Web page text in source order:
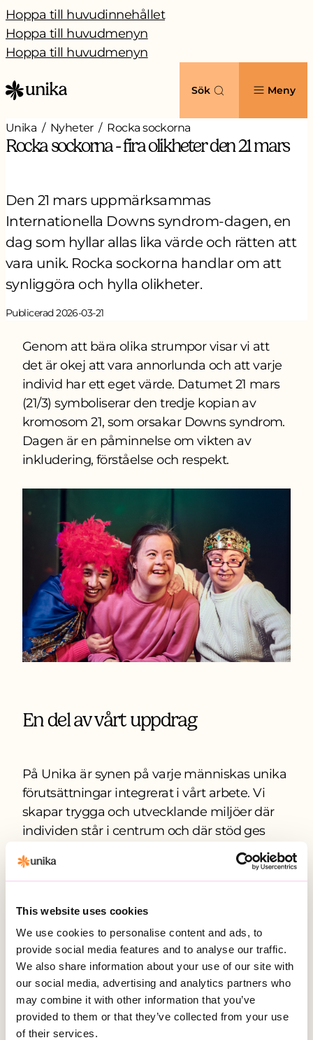
This website uses cookies
We use cookies to personalise content and ads, to
provide social media features and to analyse our traffic.
We also share information about your use of our site with
our social media, advertising and analytics partners who
may combine it with other information that you’ve
provided to them or that they’ve collected from your use
of their services.
Hoppa till huvudinnehållet
Hoppa till huvudmenyn
Hoppa till huvudmenyn
Sök Meny
Unika Nyheter Rocka sockorna
Rocka sockorna - fira olikheter den 21 mars
Den 21 mars uppmärksammas
Internationella Downs syndrom-dagen, en
dag som hyllar allas lika värde och rätten att
vara unik. Rocka sockorna handlar om att
synliggöra och hylla olikheter.
Publicerad 2026-03-21
Genom att bära olika strumpor visar vi att
det är okej att vara annorlunda och att varje
individ har ett eget värde. Datumet 21 mars
(21/3) symboliserar den tredje kopian av
kromosom 21, som orsakar Downs syndrom.
Dagen är en påminnelse om vikten av
inkludering, förståelse och respekt.
En del av vårt uppdrag
På Unika är synen på varje människas unika
förutsättningar integrerat i vårt arbete. Vi
skapar trygga och utvecklande miljöer där
individen står i centrum och där stöd ges
utifrån behov, önskemål och drömmar. På
våra verksamheter, från gruppbostäder till
att stärka självständighet, delaktighet och
livskvalitet.
Tillsammans för ett mer
inkluderande samhälle